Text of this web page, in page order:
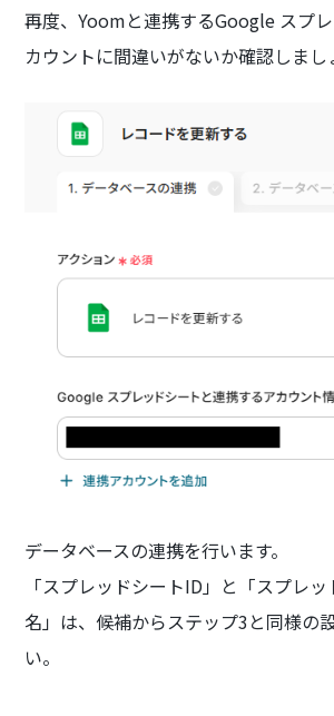
再度、Yoomと連携するGoogle スプ
カウントに間違いがないか確認しまし
データベースの連携を行います。
「スプレッドシートID」と「スプレ
名」は、候補からステップ3と同様の
い。